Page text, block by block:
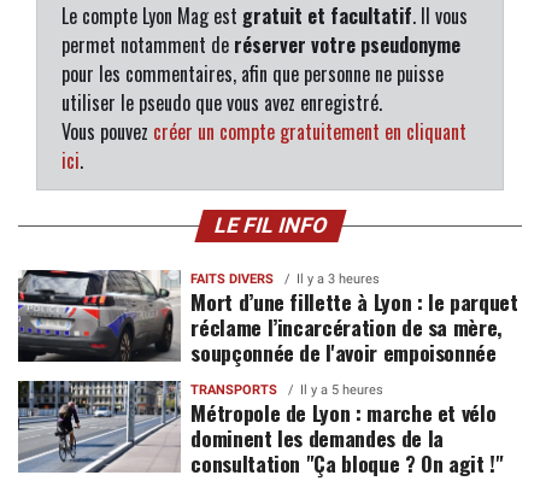
Le compte Lyon Mag est gratuit et facultatif. Il vous
permet notamment de réserver votre pseudonyme
pour les commentaires, afin que personne ne puisse
utiliser le pseudo que vous avez enregistré.
Vous pouvez créer un compte gratuitement en cliquant
ici.
LE FIL INFO
FAITS DIVERS Il y a 3 heures
Mort d’une fillette à Lyon : le parquet
réclame l’incarcération de sa mère,
soupçonnée de l'avoir empoisonnée
TRANSPORTS Il y a 5 heures
Métropole de Lyon : marche et vélo
dominent les demandes de la
consultation "Ça bloque ? On agit !"